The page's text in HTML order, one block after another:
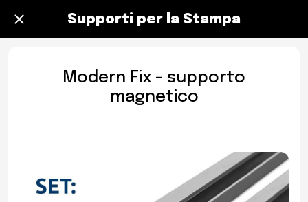
Supporti per la Stampa
Modern Fix - supporto
magnetico